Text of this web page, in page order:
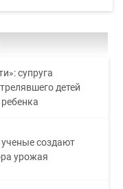
супруга
детей
ученые создают
урожая